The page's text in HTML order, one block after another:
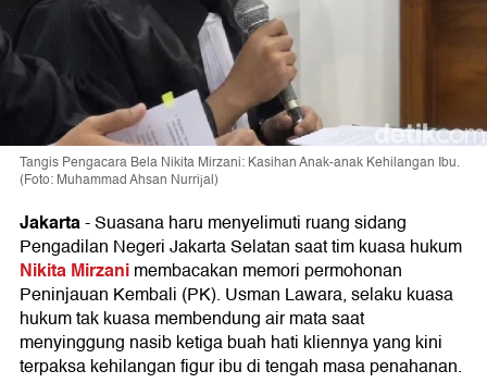
Tangis Pengacara Bela Nikita Mirzani: Kasihan Anak-anak Kehilangan Ibu.
(Foto: Muhammad Ahsan Nurrijal)
Jakarta-Suasana haru menyelimuti ruang sidang
Pengadilan Negeri Jakarta Selatan saat tim kuasa hukum
Nikita Mirzanimembacakan memori permohonan
Peninjauan Kembali (PK). Usman Lawara, selaku kuasa
hukum tak kuasa membendung air mata saat
menyinggung nasib ketiga buah hati kliennya yang kini
terpaksa kehilangan figur ibu di tengah masa penahanan.